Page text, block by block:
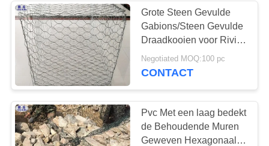
Grote Steen Gevulde
Gabions/Steen Gevulde
Draadkooien voor Rivier
Opleiding
Negotiated MOQ:100 pc
CONTACT
Pvc Met een laag bedekt
de Behoudende Muren
Geweven Hexagonaal